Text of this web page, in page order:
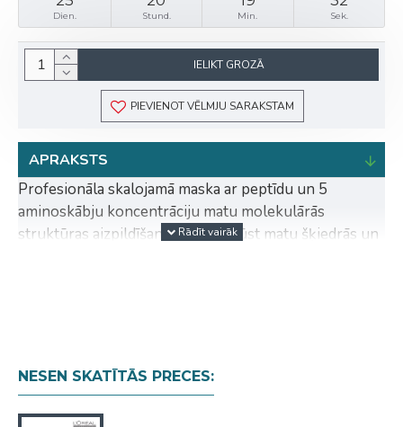
Dien. Stund. Min. Sek.
IELIKT GROZĀ
PIEVIENOT VĒLMJU SARAKSTAM
APRAKSTS
Profesionāla skalojamā maska ar peptīdu un 5
aminoskābju koncentrāciju matu molekulārās
struktūras aizpildīšanai. Dziļi iekļūst matu šķiedrās un
matu molekulārās struktūras aizpildīšana.
mati tiek stiprināti par 94%.
mati tiek nogludināti par 85%.
NESEN SKATĪTĀS PRECES: